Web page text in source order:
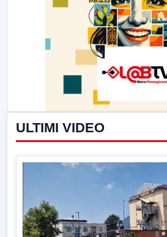
ULTIMI VIDEO